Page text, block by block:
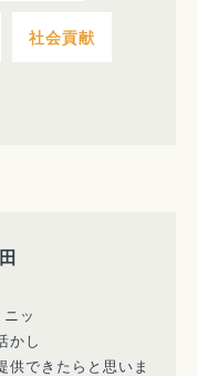
社会貢献
ッ
かし
供できたらと思いま